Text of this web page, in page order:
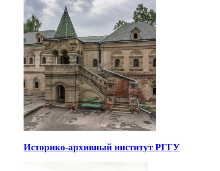
Историко-архивный институт РГГУ